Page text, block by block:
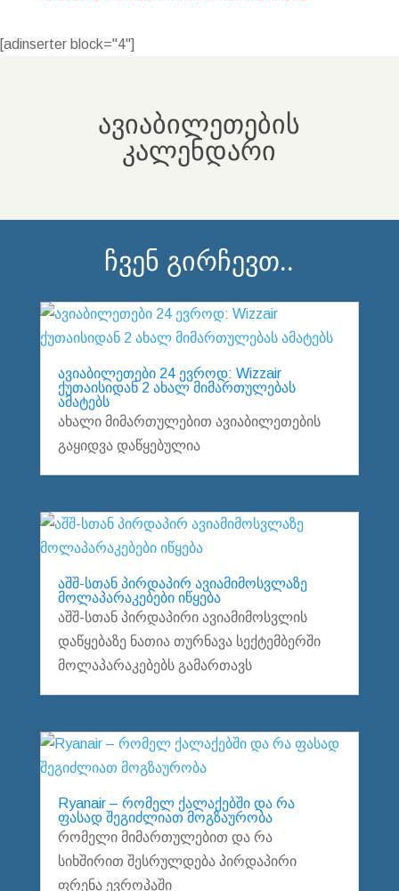
[adinserter block="4"]
ავიაბილეთების
კალენდარი
ჩვენ გირჩევთ..
ავიაბილეთები 24 ევროდ: Wizzair
ქუთაისიდან 2 ახალ მიმართულებას
ამატებს
ახალი მიმართულებით ავიაბილეთების
გაყიდვა დაწყებულია
აშშ-სთან პირდაპირ ავიამიმოსვლაზე
მოლაპარაკებები იწყება
აშშ-სთან პირდაპირი ავიამიმოსვლის
დაწყებაზე ნათია თურნავა სექტემბერში
მოლაპარაკებებს გამართავს
Ryanair – რომელ ქალაქებში და რა
ფასად შეგიძლიათ მოგზაურობა
რომელი მიმართულებით და რა
სიხშირით შესრულდება პირდაპირი
ფრენა ევროპაში